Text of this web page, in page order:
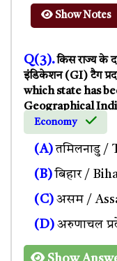
Show Notes
Q(3).किस राज्य के
इंडिकेशन (GI) टैग
which state has
Geographical
Economy
(A)तमिलनाडु /
(B)बिहार /
(C) असम /
(D) अरुणाचल